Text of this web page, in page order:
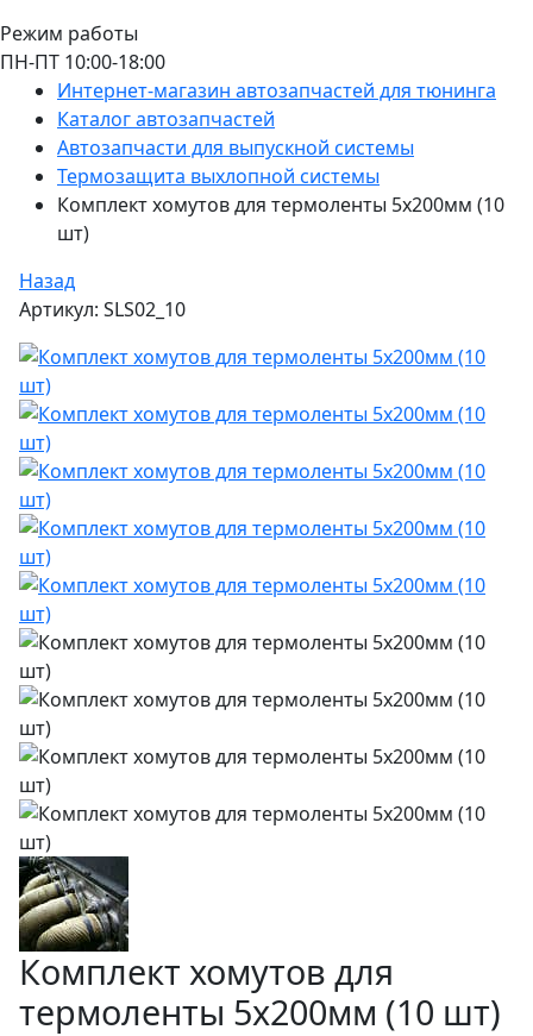
Режим работы
ПН-ПТ 10:00-18:00
Интернет-магазин автозапчастей для тюнинга
Каталог автозапчастей
Автозапчасти для выпускной системы
Термозащита выхлопной системы
Комплект хомутов для термоленты 5х200мм (10
шт)
Назад
Артикул: SLS02_10
Комплект хомутов для
термоленты 5х200мм (10 шт)